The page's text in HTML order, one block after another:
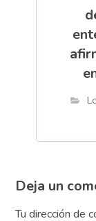
Deja un
Tu dirección de